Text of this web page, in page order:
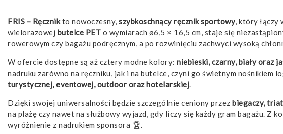
FRIS – Ręcznikto nowoczesny, szybkoschnący ręcznik sportowy, który łączy
wielorazowej butelce PET o wymiarach ø6,5 × 16,5 cm, staje się
rowerowym czy bagażu podręcznym, a po rozwinięciu zachwyci wysoką
W ofercie dostępne są aż cztery modne kolory: niebieski, czarny, biały oraz
nadruku zarówno na ręczniku, jak i na butelce, czyni go świetnym nośnikiem
turystycznej, eventowej, outdoor oraz hotelarskiej
Dzięki swojej uniwersalności będzie szczególnie ceniony przez biegaczy,
na plażę czy nawet na służbowy wyjazd, gdy liczy się każdy gram bagażu.
wyróżnienie z nadrukiem sponsora 🏆.